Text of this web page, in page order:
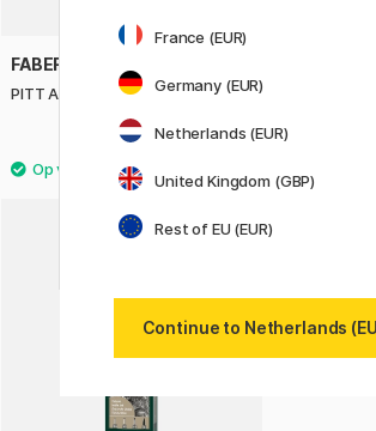
FABER-CASTELL
PITT Artist 4-pack Black
15.50 €
France (EUR)
Germany (EUR)
Netherlands (EUR)
United Kingdom (GBP)
Rest of EU (EUR)
Continue to Netherlands